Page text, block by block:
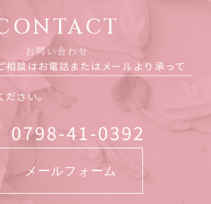
お問い合わせ
相談はお電話またはメールより承って
ださい。
メールフォーム